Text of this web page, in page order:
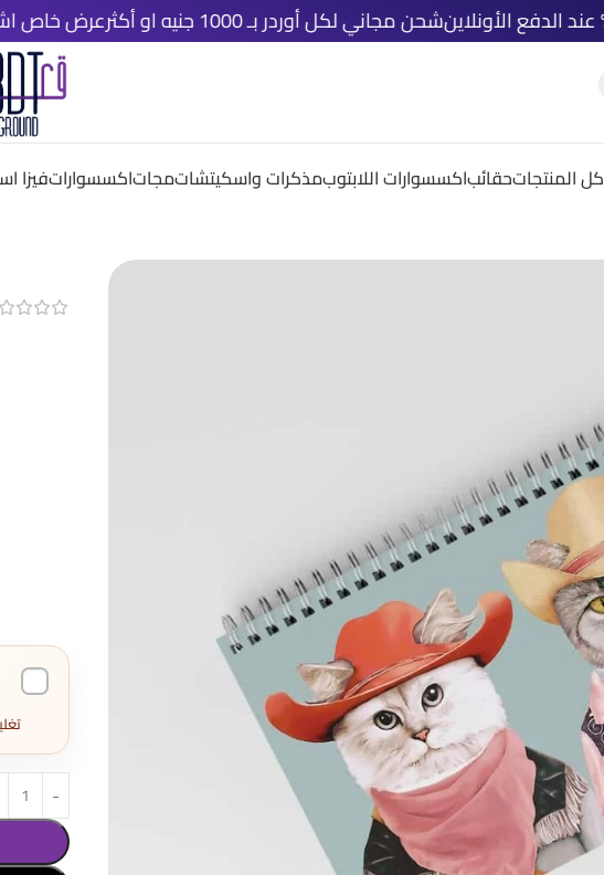
عرض خاص اشتري اي ٤ قطع دلوقتي و خد الخامسة شحن مجاني لكل أوردر بـ 1000 جنيه او أكثر
كل المنتجاتحقائباكسسوارات اللابتوبمذكرات واسكيتشاتمجاتاكسسواراتفيزا